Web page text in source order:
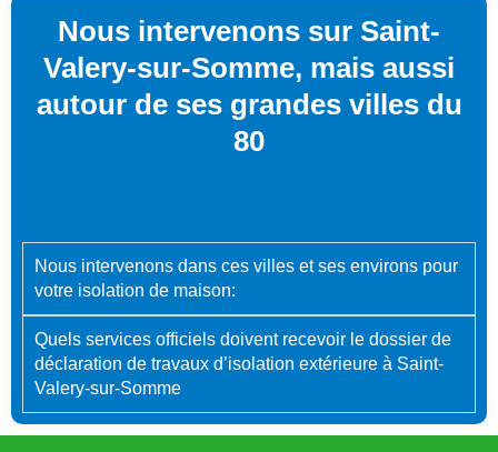
Nous intervenons sur Saint-
Valery-sur-Somme, mais aussi
autour de ses grandes villes du
80
Nous intervenons dans ces villes et ses environs pour
votre isolation de maison:
Quels services officiels doivent recevoir le dossier de
déclaration de travaux d’isolation extérieure à Saint-
Valery-sur-Somme